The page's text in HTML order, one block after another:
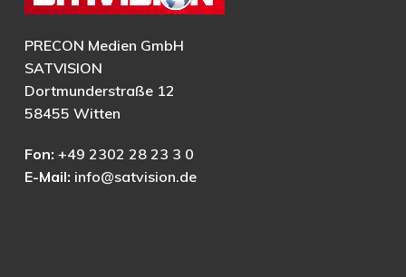
PRECON Medien GmbH
SATVISION
Dortmunderstraße 12
58455 Witten
Fon: +49 2302 28 23 3 0
E-Mail: info@satvision.de